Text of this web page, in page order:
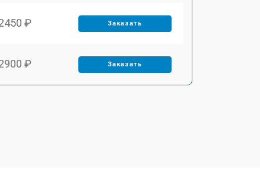
₽ Заказать
₽ Заказать